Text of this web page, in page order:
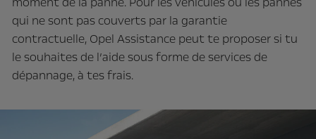
qui ne sont pas couverts par la garantie
contractuelle, Opel Assistance peut te proposer si tu
le souhaites de l’aide sous forme de services de
dépannage, à tes frais.